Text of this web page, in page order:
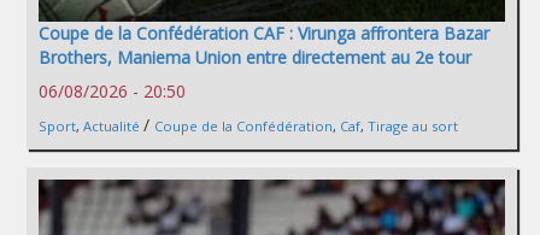
Coupe de la Confédération CAF : Virunga affrontera Bazar
Brothers, Maniema Union entre directement au 2e tour
06/08/2026 - 20:50
Sport, Actualité / Coupe de la Confédération, Caf, Tirage au sort